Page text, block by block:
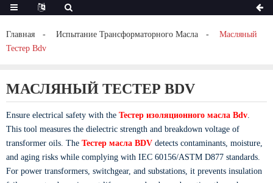
Главная Испытание Трансформаторного Масла
Масляный
Тестер Bdv
МАСЛЯНЫЙ ТЕСТЕР BDV
Ensure electrical safety with the Тестер изоляционного масла Bdv.
This tool measures the dielectric strength and breakdown voltage of
transformer oils. The Тестер масла BDV detects contaminants, moisture,
and aging risks while complying with IEC 60156/ASTM D877 standards.
For power transformers, switchgear, and substations, it prevents insulation